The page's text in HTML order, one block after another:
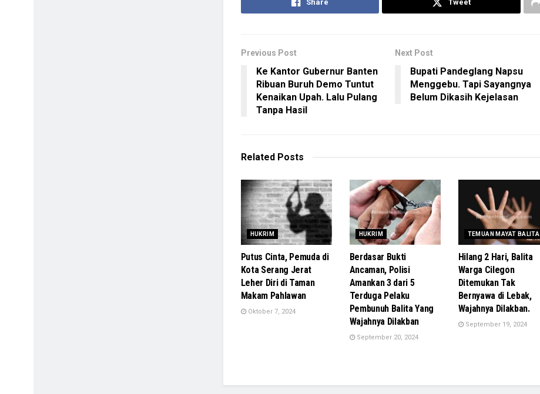
Share Tweet
Previous Post
Ke Kantor Gubernur Banten
Ribuan Buruh Demo Tuntut
Kenaikan Upah. Lalu Pulang
Tanpa Hasil
Next Post
Bupati Pandeglang Napsu
Menggebu. Tapi Sayangnya
Belum Dikasih Kejelasan
RelatedPosts
HUKRIM
Putus Cinta, Pemuda di
Kota Serang Jerat
Leher Diri di Taman
Makam Pahlawan
Oktober 7, 2024
HUKRIM
Berdasar Bukti
Ancaman, Polisi
Amankan 3 dari 5
Terduga Pelaku
Pembunuh Balita Yang
Wajahnya Dilakban
September 20, 2024
TEMUAN MAYAT BALITA
Hilang 2 Hari, Balita
Warga Cilegon
Ditemukan Tak
Bernyawa di Lebak,
Wajahnya Dilakban.
September 19, 2024